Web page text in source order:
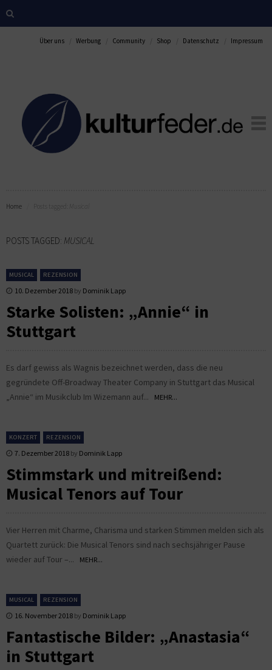
Über uns Werbung Community Shop Datenschutz Impressum
Home
POSTS TAGGED: MUSICAL
MUSICAL REZENSION
10. Dezember 2018 by Dominik Lapp
Starke Solisten: „Annie“ in
Stuttgart
Es darf gewiss als Wagnis bezeichnet werden, dass die neu
gegründete Off-Broadway Theater Company in Stuttgart das Musical
„Annie“ im Musikclub Im Wizemann auf...
MEHR...
KONZERT REZENSION
7. Dezember 2018 by Dominik Lapp
Stimmstark und mitreißend:
Musical Tenors auf Tour
Vier Herren mit Charme, Charisma und starken Stimmen melden sich als
Quartett zurück: Die Musical Tenors sind nach sechsjähriger Pause
wieder auf Tour –...
MEHR...
MUSICAL REZENSION
16. November 2018 by Dominik Lapp
Fantastische Bilder: „Anastasia“
in Stuttgart